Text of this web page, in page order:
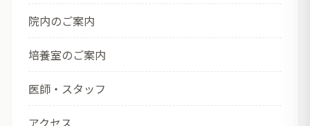
院内のご案内
培養室のご案内
医師・スタッフ
アクセス